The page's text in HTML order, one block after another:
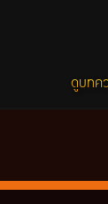
ดูบทค